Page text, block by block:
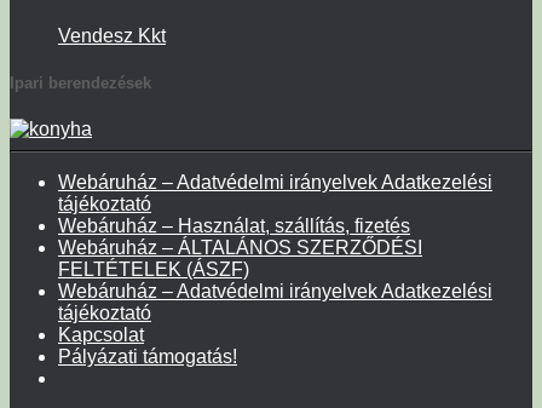
Vendesz Kkt
Ipari berendezések
Webáruház – Adatvédelmi irányelvek Adatkezelési
tájékoztató
Webáruház – Használat, szállítás, fizetés
Webáruház – ÁLTALÁNOS SZERZŐDÉSI
FELTÉTELEK (ÁSZF)
Webáruház – Adatvédelmi irányelvek Adatkezelési
tájékoztató
Kapcsolat
Pályázati támogatás!